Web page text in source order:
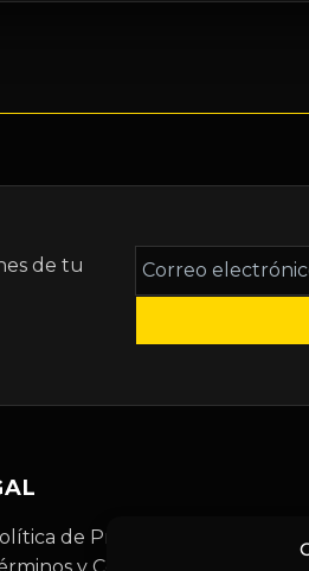
de tu
Correo
electrónico
*
de Privacidad
y Condiciones